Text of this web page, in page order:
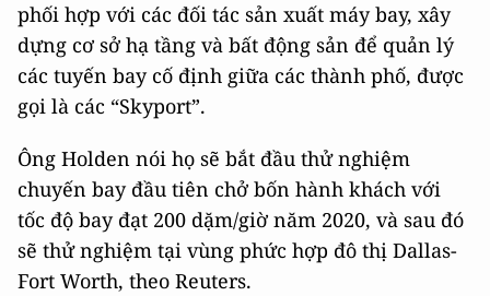
phối hợp với các đối tác sản xuất máy bay, xây
dựng cơ sở hạ tầng và bất động sản để quản lý
các tuyến bay cố định giữa các thành phố, được
gọi là các “Skyport”.
Ông Holden nói họ sẽ bắt đầu thử nghiệm
chuyến bay đầu tiên chở bốn hành khách với
tốc độ bay đạt 200 dặm/giờ năm 2020, và sau đó
sẽ thử nghiệm tại vùng phức hợp đô thị Dallas-
Fort Worth, theo Reuters.